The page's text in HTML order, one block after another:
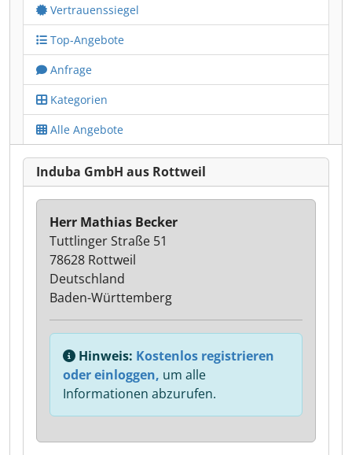
Vertrauenssiegel
Top-Angebote
Anfrage
Kategorien
Alle Angebote
Induba GmbH aus Rottweil
Herr Mathias Becker
Tuttlinger Straße 51
78628 Rottweil
Deutschland
Baden-Württemberg
Hinweis: Kostenlos registrieren
oder einloggen, um alle
Informationen abzurufen.